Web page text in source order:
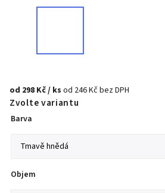
od 298 Kč/ ks od 246 Kčbez DPH
Zvolte variantu
Barva
Objem